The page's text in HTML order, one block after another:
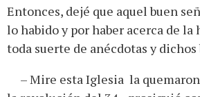
Entonces, dejé que aquel buen
lo habido y por haber acerca de la
toda suerte de anécdotas y dichos
– Mire esta Iglesia la